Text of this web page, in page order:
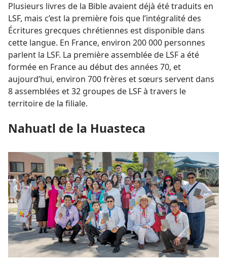
Plusieurs livres de la Bible avaient déjà été traduits en
LSF, mais c’est la première fois que l’intégralité des
Écritures grecques chrétiennes est disponible dans
cette langue. En France, environ 200 000 personnes
parlent la LSF. La première assemblée de LSF a été
formée en France au début des années 70, et
aujourd’hui, environ 700 frères et sœurs servent dans
8 assemblées et 32 groupes de LSF à travers le
territoire de la filiale.
Nahuatl de la Huasteca